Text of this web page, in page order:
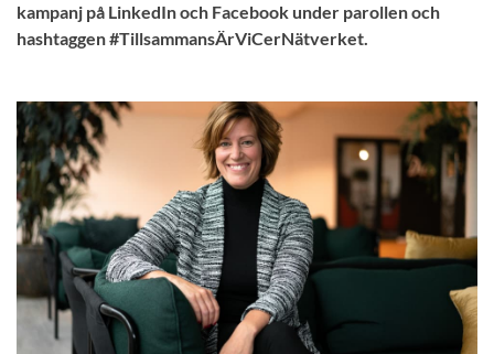
kampanj på LinkedIn och Facebook under parollen och
hashtaggen #TillsammansÄrViCerNätverket.